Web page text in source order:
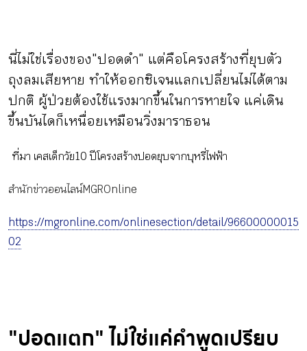
นี่ไม่ใช่เรื่องของ "ปอดดำ" แต่คือโครงสร้างที่ยุบตัว
ถุงลมเสียหาย ทำให้ออกซิเจนแลกเปลี่ยนไม่ได้ตาม
ปกติ ผู้ป่วยต้องใช้แรงมากขึ้นในการหายใจ แค่เดิน
ขึ้นบันไดก็เหนื่อยเหมือนวิ่งมาราธอน
ที่มา เคสเด็กวัย 10 ปีโครงสร้างปอดยุบจากบุหรี่ไฟฟ้า
สำนักข่าวออนไลน์ MGROnline
https://mgronline.com/onlinesection/detail/96600000015
02
"ปอดแตก" ไม่ใช่แค่คำพูดเปรียบ